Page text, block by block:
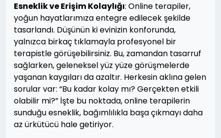
Esneklik ve Erişim Kolaylığı: Online terapiler,
yoğun hayatlarımıza entegre edilecek şekilde
tasarlandı. Düşünün ki evinizin konforunda,
yalnızca birkaç tıklamayla profesyonel bir
terapistle görüşebilirsiniz. Bu, zamandan tasarruf
sağlarken, geleneksel yüz yüze görüşmelerde
yaşanan kaygıları da azaltır. Herkesin aklına gelen
sorular var: “Bu kadar kolay mı? Gerçekten etkili
olabilir mi?” İşte bu noktada, online terapilerin
sunduğu esneklik, bağımlılıkla başa çıkmayı daha
az ürkütücü hale getiriyor.